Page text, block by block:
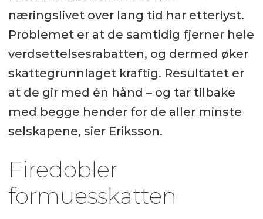
næringslivet over lang tid har etterlyst.
Problemet er at de samtidig fjerner hele
verdsettelsesrabatten, og dermed øker
skattegrunnlaget kraftig. Resultatet er
at de gir med én hånd – og tar tilbake
med begge hender for de aller minste
selskapene, sier Eriksson.
Firedobler
formuesskatten